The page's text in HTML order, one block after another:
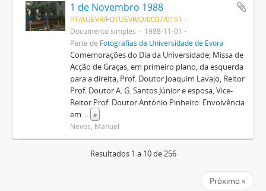
1 de Novembro 1988
PT/AUEVR/FOTUEVR/D/0007/0151
Documento simples
1988-11-01
Parte de Fotografias da Universidade de Évora
Comemorações do Dia da Universidade; Missa de
Acção de Graças, em primeiro plano, da esquerda
para a direita, Prof. Doutor Joaquim Lavajo, Reitor
Prof. Doutor A. G. Santos Júnior e esposa, Vice-
Reitor Prof. Doutor António Pinheiro. Envolvência
em ... »
Neves, Manuel
Resultados 1 a 10 de 256
Próximo »